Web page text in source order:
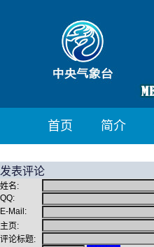
首页 简介
发表评论
姓名:
QQ:
E-Mail:
主页:
评论标题: